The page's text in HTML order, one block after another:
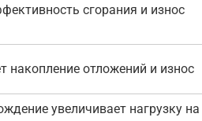
сгорания и износ
накопление отложений и износ
увеличивает нагрузку на